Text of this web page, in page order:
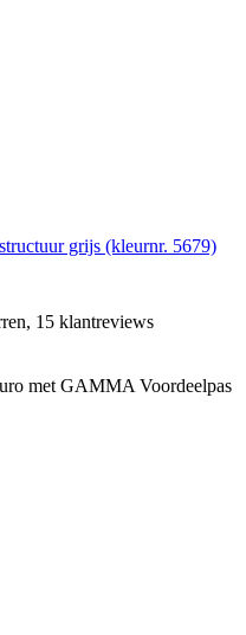
grijs (kleurnr. 5679)
15 klantreviews
met GAMMA Voordeelpas